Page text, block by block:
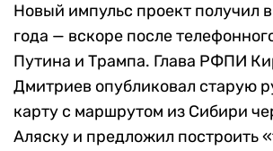
Новый импульс проект получил
года — вскоре после
Путина и Трампа. Глава РФПИ
Дмитриев опубликовал старую
карту с маршрутом из Сибири
Аляску и предложил построить